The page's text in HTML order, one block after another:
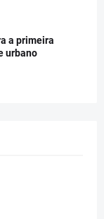
a primeira
urbano